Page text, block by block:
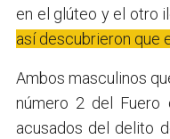
en el glúteo y el otro
así descubrieron que
Ambos masculinos
número 2 del Fuero
acusados del delito